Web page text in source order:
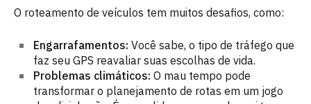
O roteamento de veículos tem muitos desafios, como:
Engarrafamentos: Você sabe, o tipo de tráfego que
faz seu GPS reavaliar suas escolhas de vida.
Problemas climáticos: O mau tempo pode
transformar o planejamento de rotas em um jogo